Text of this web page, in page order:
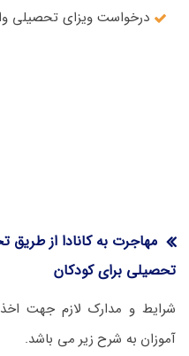
درخواست ویزای تحصیلی
مهاجرت به کانادا از
تحصیلی برای کودکان
شرایط و مدارک لازم جهت
آموزان به شرح زیر می باشد.